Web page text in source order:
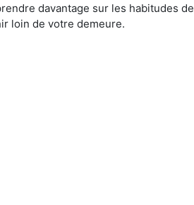
davantage sur les habitudes de
loin de votre demeure.